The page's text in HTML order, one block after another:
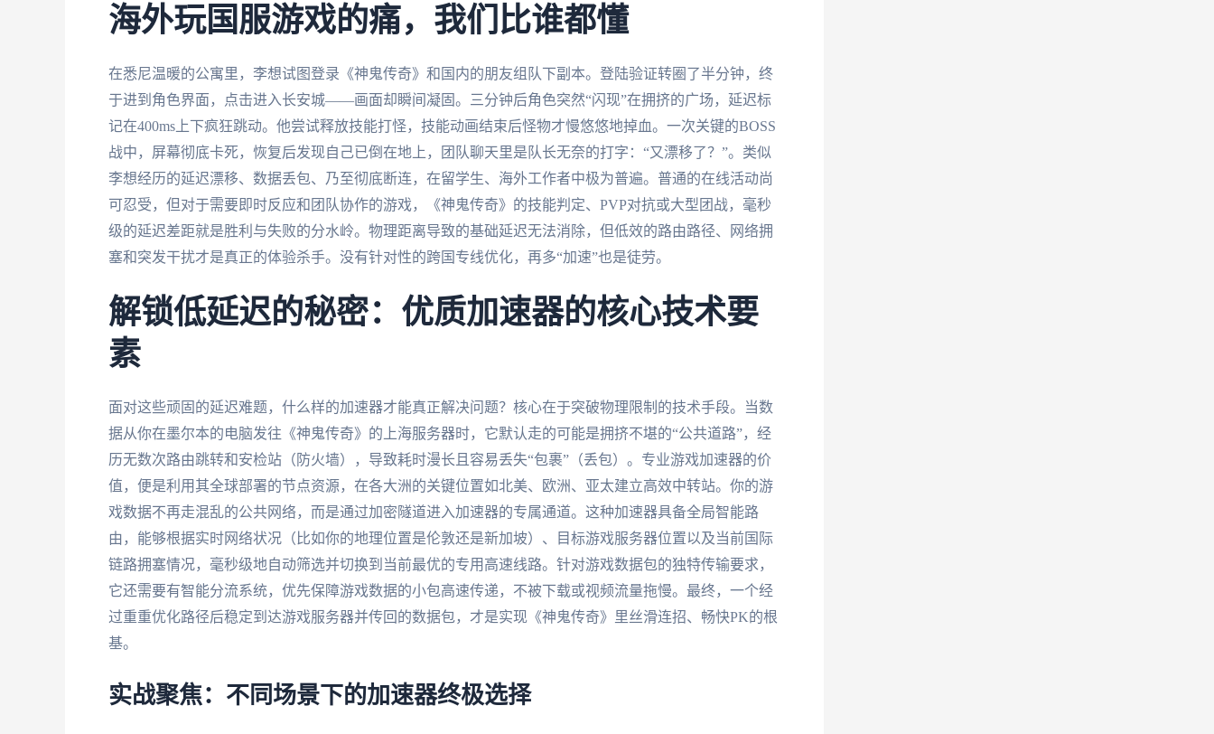
海外玩国服游戏的痛，我们比谁都懂
在悉尼温暖的公寓里，李想试图登录《神鬼传奇》和国内的朋友组队下副本。登陆验证转圈了半分钟，终
于进到角色界面，点击进入长安城——画面却瞬间凝固。三分钟后角色突然“闪现”在拥挤的广场，延迟标
记在400ms上下疯狂跳动。他尝试释放技能打怪，技能动画结束后怪物才慢悠悠地掉血。一次关键的BOSS
战中，屏幕彻底卡死，恢复后发现自己已倒在地上，团队聊天里是队长无奈的打字：“又漂移了？”。类似
李想经历的延迟漂移、数据丢包、乃至彻底断连，在留学生、海外工作者中极为普遍。普通的在线活动尚
可忍受，但对于需要即时反应和团队协作的游戏，《神鬼传奇》的技能判定、PVP对抗或大型团战，毫秒
级的延迟差距就是胜利与失败的分水岭。物理距离导致的基础延迟无法消除，但低效的路由路径、网络拥
塞和突发干扰才是真正的体验杀手。没有针对性的跨国专线优化，再多“加速”也是徒劳。
解锁低延迟的秘密：优质加速器的核心技术要
素
面对这些顽固的延迟难题，什么样的加速器才能真正解决问题？核心在于突破物理限制的技术手段。当数
据从你在墨尔本的电脑发往《神鬼传奇》的上海服务器时，它默认走的可能是拥挤不堪的“公共道路”，经
历无数次路由跳转和安检站（防火墙），导致耗时漫长且容易丢失“包裹”（丢包）。专业游戏加速器的价
值，便是利用其全球部署的节点资源，在各大洲的关键位置如北美、欧洲、亚太建立高效中转站。你的游
戏数据不再走混乱的公共网络，而是通过加密隧道进入加速器的专属通道。这种加速器具备全局智能路
由，能够根据实时网络状况（比如你的地理位置是伦敦还是新加坡）、目标游戏服务器位置以及当前国际
链路拥塞情况，毫秒级地自动筛选并切换到当前最优的专用高速线路。针对游戏数据包的独特传输要求，
它还需要有智能分流系统，优先保障游戏数据的小包高速传递，不被下载或视频流量拖慢。最终，一个经
过重重优化路径后稳定到达游戏服务器并传回的数据包，才是实现《神鬼传奇》里丝滑连招、畅快PK的根
基。
实战聚焦：不同场景下的加速器终极选择